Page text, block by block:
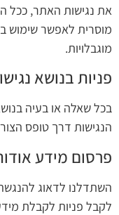
את נגישות האתר, ככל
מוסרית לאפשר שימוש
מוגבלויות.
פניות בנושא
בכל שאלה או בעיה
הנגישות דרך טופס
פרסום מידע
השתדלנו לדאוג
לקבל פניות לקבלת